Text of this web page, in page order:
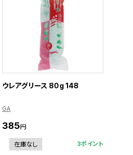
ウレアグリース 80g 148
GA
385円
在庫なし 3ポイント